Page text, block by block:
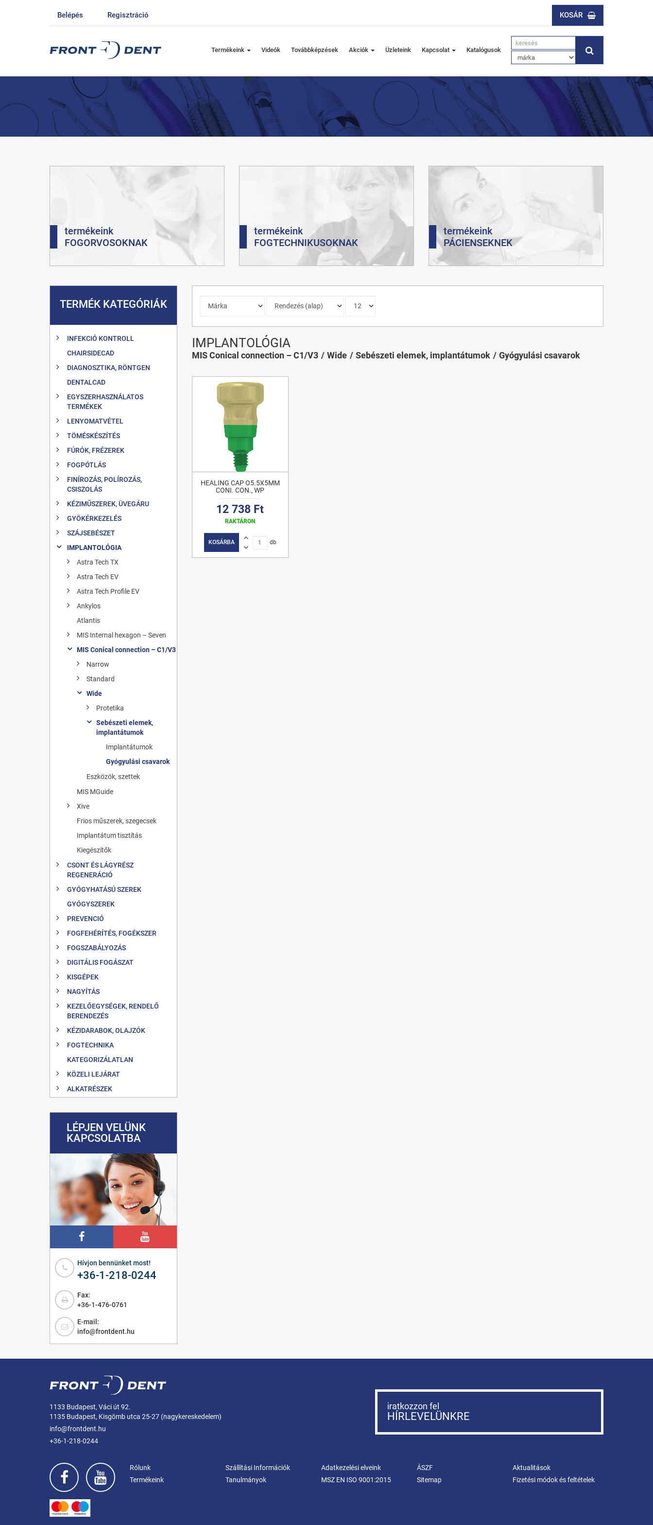
Belépés Regisztráció KOSÁR
Termékeink Videók Továbbképzések Akciók Üzleteink Kapcsolat Katalógusok
termékeink
FOGORVOSOKNAK
termékeink
FOGTECHNIKUSOKNAK
termékeink
PÁCIENSEKNEK
TERMÉK KATEGÓRIÁK
INFEKCIÓ KONTROLL
CHAIRSIDECAD
DIAGNOSZTIKA, RÖNTGEN
DENTALCAD
EGYSZERHASZNÁLATOS
TERMÉKEK
LENYOMATVÉTEL
TÖMÉSKÉSZÍTÉS
FÚRÓK, FRÉZEREK
FOGPÓTLÁS
FINÍROZÁS, POLÍROZÁS,
CSISZOLÁS
KÉZIMŰSZEREK, ÜVEGÁRU
GYÖKÉRKEZELÉS
SZÁJSEBÉSZET
IMPLANTOLÓGIA
Astra Tech TX
Astra Tech EV
Astra Tech Profile EV
Ankylos
Atlantis
MIS Internal hexagon – Seven
MIS Conical connection – C1/V3
Narrow
Standard
Wide
Protetika
Sebészeti elemek,
implantátumok
Implantátumok
Gyógyulási csavarok
Eszközök, szettek
MIS MGuide
Xive
Frios műszerek, szegecsek
Implantátum tisztítás
Kiegészítők
CSONT ÉS LÁGYRÉSZ
REGENERÁCIÓ
GYÓGYHATÁSÚ SZEREK
GYÓGYSZEREK
PREVENCIÓ
FOGFEHÉRÍTÉS, FOGÉKSZER
FOGSZABÁLYOZÁS
DIGITÁLIS FOGÁSZAT
KISGÉPEK
NAGYÍTÁS
KEZELŐEGYSÉGEK, RENDELŐ
BERENDEZÉS
KÉZIDARABOK, OLAJZÓK
FOGTECHNIKA
KATEGORIZÁLATLAN
KÖZELI LEJÁRAT
ALKATRÉSZEK
LÉPJEN VELÜNK
KAPCSOLATBA
Hívjon bennünket most!
+36-1-218-0244
Fax:
+36-1-476-0761
E-mail:
info@frontdent.hu
IMPLANTOLÓGIA
MIS Conical connection – C1/V3 Wide Sebészeti elemek, implantátumok Gyógyulási csavarok
HEALING CAP O5.5X5MM
CONI. CON., WP
12 738 Ft
RAKTÁRON
KOSÁRBA db
1133 Budapest, Váci út 92.
1135 Budapest, Kisgömb utca 25-27 (nagykereskedelem)
info@frontdent.hu
+36-1-218-0244
iratkozzon fel
HÍRLEVELÜNKRE
Rólunk Szállítási Információk Adatkezelési elveink ÁSZF
Aktualitások
Termékeink
Tanulmányok MSZ EN ISO 9001:2015 Sitemap Fizetési módok és feltételek